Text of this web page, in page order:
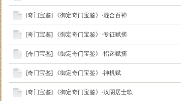
[奇门宝鉴] 《御定奇门宝鉴》·混合百神
[奇门宝鉴] 《御定奇门宝鉴》·专征赋摘
[奇门宝鉴] 《御定奇门宝鉴》·指迷赋摘
[奇门宝鉴] 《御定奇门宝鉴》·神机赋
[奇门宝鉴] 《御定奇门宝鉴》·汉阴居士歌